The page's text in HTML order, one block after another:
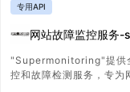
专用API
网站故障监控服务
"Supermonitoring"提供
控和故障检测服务，专为